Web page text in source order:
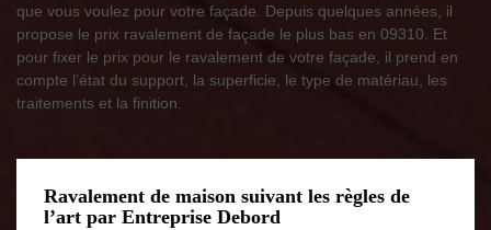
que vous voulez pour votre façade. Depuis quelques années, il
propose le prix ravalement de façade le plus bas en 09310. Et
pour fixer le prix pour le ravalement de votre façade, il prend en
compte l’état du support, la superficie, le type de matériau, les
traitements et la finition.
Ravalement de maison suivant les règles de
l’art par Entreprise Debord